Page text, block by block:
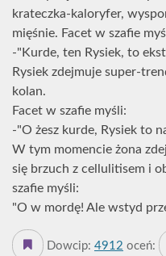
krateczka-kaloryfer,
mięśnie. Facet w szafie
-"Kurde, ten Rysiek, to
Rysiek zdejmuje super-
kolan.
Facet w szafie myśli:
-"O żesz kurde, Rysiek to
W tym momencie żona
się brzuch z cellulitisem i
szafie myśli:
"O w mordę! Ale wstyd
Dowcip: 4912 oceń: